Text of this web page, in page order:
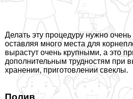
Делать эту процедуру нужно
оставляя много места для
вырастут очень крупными, а это
дополнительным трудностям при
хранении, приготовлении свеклы.
Полив